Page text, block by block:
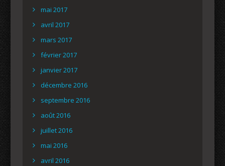
mai 2017
avril 2017
mars 2017
février 2017
janvier 2017
décembre 2016
septembre 2016
août 2016
juillet 2016
mai 2016
avril 2016